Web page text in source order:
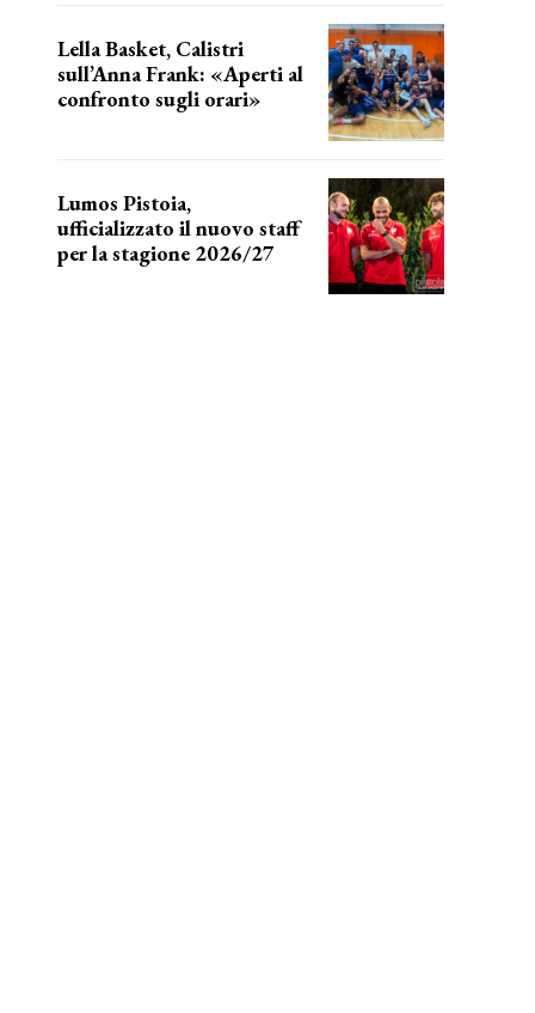
Lella Basket, Calistri
sull’Anna Frank: «Aperti al
confronto sugli orari»
Lumos Pistoia,
ufficializzato il nuovo staff
per la stagione 2026/27